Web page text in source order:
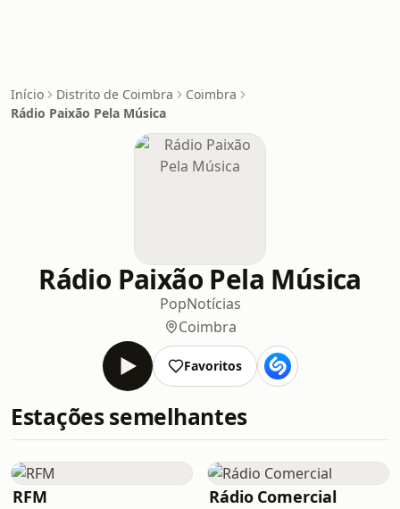
Início Distrito de Coimbra
Coimbra
Rádio Paixão Pela Música
Rádio Paixão Pela Música
PopNotícias
Coimbra
Favoritos
Estações semelhantes
RFM Rádio Comercial